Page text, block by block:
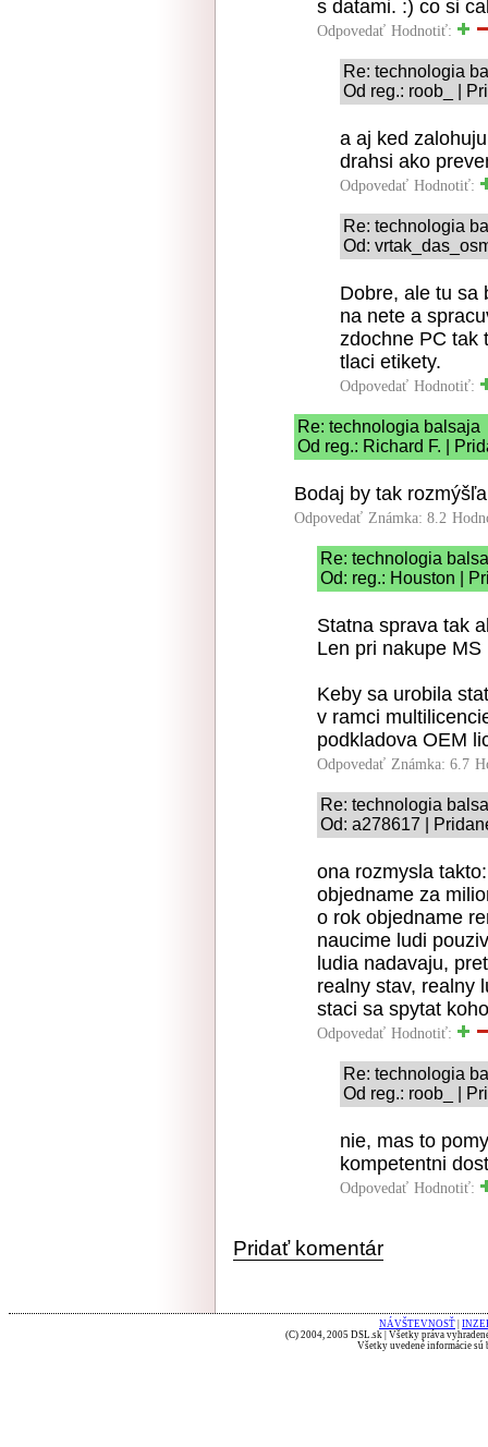
s datami. :) co si
Odpovedať Hodnotiť:
Re: technologia
Od reg.: roob_ |
a aj ked
drahsi ako
Odpovedať Hodnotiť:
Re: technologia
Od:
Dobre, ale tu sa
na nete a
zdochne PC tak
tlaci etikety.
Odpovedať Hodnotiť:
Re: technologia balsaja
Od reg.: Richard F. |
Bodaj by tak
Odpovedať Známka: 8.2
Re: technologia
Od: reg.: Houston |
Statna sprava tak
Len pri nakupe
Keby sa urobila
v ramci
podkladova OEM
Odpovedať Známka: 6.7
Re: technologia
Od: a278617 |
ona rozmysla takto:
objedname za
o rok objedname
naucime ludi
ludia nadavaju,
realny stav, realny
staci sa spytat
Odpovedať Hodnotiť:
Re: technologia
Od reg.: roob_ |
nie, mas to
kompetentni
Odpovedať Hodnotiť:
Pridať komentár
NÁVŠTEVNOSŤ
(C) 2004, 2005 DSL.sk | Všetky práva
Všetky uvedené informácie sú